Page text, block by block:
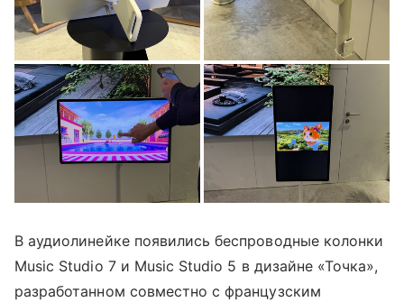
В аудиолинейке появились беспроводные колонки
Music Studio 7 и Music Studio 5 в дизайне «Точка»,
разработанном совместно с французским